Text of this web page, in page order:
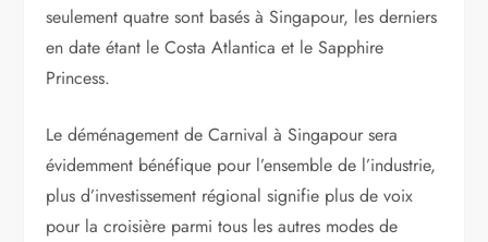
seulement quatre sont basés à Singapour, les derniers
en date étant le Costa Atlantica et le Sapphire
Princess.
Le déménagement de Carnival à Singapour sera
évidemment bénéfique pour l’ensemble de l’industrie,
plus d’investissement régional signifie plus de voix
pour la croisière parmi tous les autres modes de